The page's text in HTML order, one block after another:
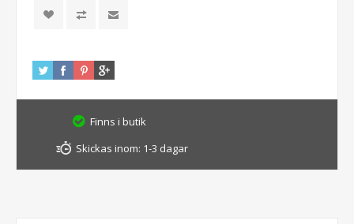
Finns i butik
Skickas inom: 1-3 dagar